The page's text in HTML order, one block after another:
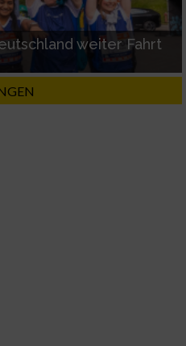
weiter Fahrt